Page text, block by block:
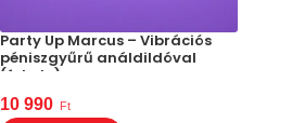
Party Up Marcus – Vibrációs
péniszgyűrű análdildóval
(fekete)
10 990 Ft